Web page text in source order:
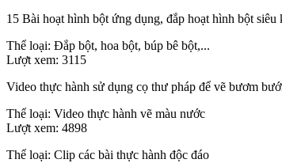
15 Bài hoạt hình bột ứng dụng, đắp hoạt hình bột siêu
Thể loại: Đắp bột, hoa bột, búp bê bột,...
Lượt xem: 3115
Video thực hành sử dụng cọ thư pháp để vẽ bươm
Thể loại: Video thực hành vẽ màu nước
Lượt xem: 4898
Thể loại: Clip các bài thực hành độc đáo